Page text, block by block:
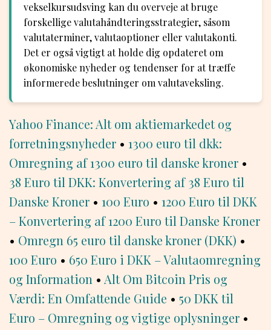
vekselkursudsving kan du overveje at bruge
forskellige valutahåndteringsstrategier, såsom
valutaterminer, valutaoptioner eller valutakonti.
Det er også vigtigt at holde dig opdateret om
økonomiske nyheder og tendenser for at træffe
informerede beslutninger om valutaveksling.
Yahoo Finance: Alt om aktiemarkedet og
forretningsnyheder • 1300 euro til dkk:
Omregning af 1300 euro til danske kroner •
38 Euro til DKK: Konvertering af 38 Euro til
Danske Kroner • 100 Euro • 1200 Euro til DKK
– Konvertering af 1200 Euro til Danske Kroner
• Omregn 65 euro til danske kroner (DKK) •
100 Euro • 650 Euro i DKK – Valutaomregning
og Information • Alt Om Bitcoin Pris og
Værdi: En Omfattende Guide • 50 DKK til
Euro – Omregning og vigtige oplysninger •